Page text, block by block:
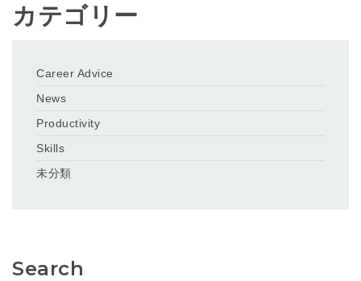
カテゴリー
Career Advice
News
Productivity
Skills
未分類
Search